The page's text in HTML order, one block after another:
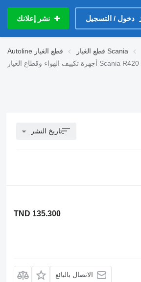
دخول / التسجيل نشر إعلانك
Autoline قطع الغيار قطع الغيار Scania
تاريخ النشر
TND 135.300
الاتصال بالبائع